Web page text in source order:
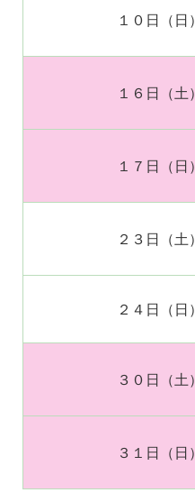
１０日（日）
１６日（土）
１７日（日）
２３日（土）
２４日（日）
３０日（土）
３１日（日）